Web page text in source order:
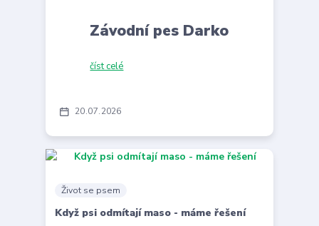
20 07 2026
Závodní pes Darko
číst celé
Život se psem
Když psi odmítají maso - máme řešení